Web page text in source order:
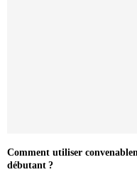
Comment utiliser
débutant ?